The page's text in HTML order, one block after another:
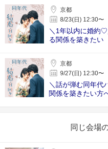
京都
8/23(日) 12:30〜
＼1年以内に婚約♡
る関係を築きたい
京都
9/27(日) 12:30〜
＼話が弾む同年代
関係を築きたい方
同じ会場